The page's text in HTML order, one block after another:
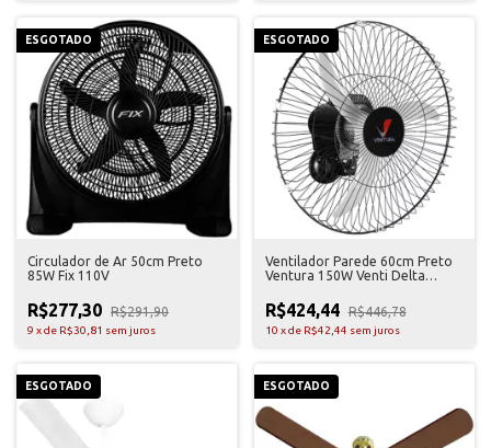
ESGOTADO
Circulador de Ar 50cm Preto
85W Fix 110V
R$277,30 R$291,90
9 xde R$30,81 sem juros
ESGOTADO
Ventilador Parede 60cm Preto
Ventura 150W Venti Delta
R$424,44 R$446,78
10 xde R$42,44 sem juros
ESGOTADO ESGOTADO